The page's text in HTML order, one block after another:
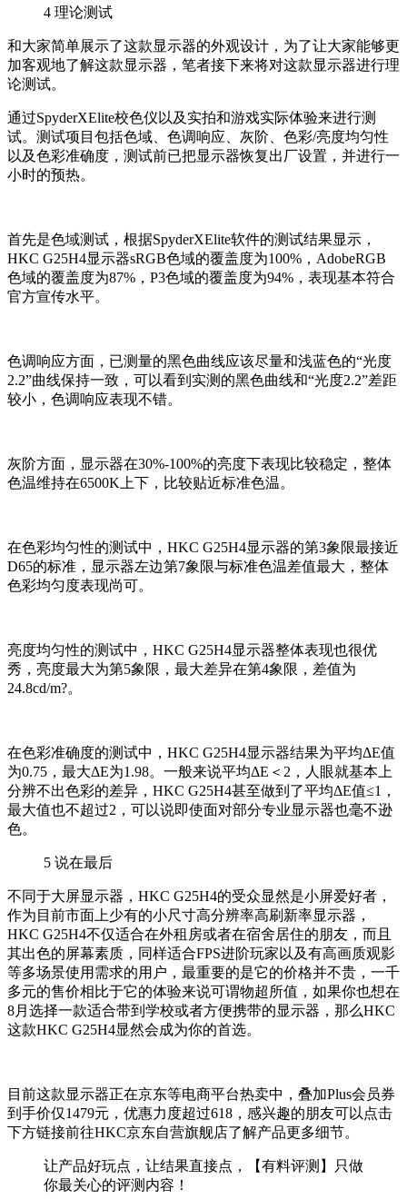
4 理论测试
和大家简单展示了这款显示器的外观设计，为了让大家能够更
加客观地了解这款显示器，笔者接下来将对这款显示器进行理
论测试。
通过SpyderXElite校色仪以及实拍和游戏实际体验来进行测
试。测试项目包括色域、色调响应、灰阶、色彩/亮度均匀性
以及色彩准确度，测试前已把显示器恢复出厂设置，并进行一
小时的预热。
首先是色域测试，根据SpyderXElite软件的测试结果显示，
HKC G25H4显示器sRGB色域的覆盖度为100%，AdobeRGB
色域的覆盖度为87%，P3色域的覆盖度为94%，表现基本符合
官方宣传水平。
色调响应方面，已测量的黑色曲线应该尽量和浅蓝色的“光度
2.2”曲线保持一致，可以看到实测的黑色曲线和“光度2.2”差距
较小，色调响应表现不错。
灰阶方面，显示器在30%-100%的亮度下表现比较稳定，整体
色温维持在6500K上下，比较贴近标准色温。
在色彩均匀性的测试中，HKC G25H4显示器的第3象限最接近
D65的标准，显示器左边第7象限与标准色温差值最大，整体
色彩均匀度表现尚可。
亮度均匀性的测试中，HKC G25H4显示器整体表现也很优
秀，亮度最大为第5象限，最大差异在第4象限，差值为
24.8cd/m?。
在色彩准确度的测试中，HKC G25H4显示器结果为平均ΔE值
为0.75，最大ΔE为1.98。一般来说平均ΔE＜2，人眼就基本上
分辨不出色彩的差异，HKC G25H4甚至做到了平均ΔE值≤1，
最大值也不超过2，可以说即使面对部分专业显示器也毫不逊
色。
5 说在最后
不同于大屏显示器，HKC G25H4的受众显然是小屏爱好者，
作为目前市面上少有的小尺寸高分辨率高刷新率显示器，
HKC G25H4不仅适合在外租房或者在宿舍居住的朋友，而且
其出色的屏幕素质，同样适合FPS进阶玩家以及有高画质观影
等多场景使用需求的用户，最重要的是它的价格并不贵，一千
多元的售价相比于它的体验来说可谓物超所值，如果你也想在
8月选择一款适合带到学校或者方便携带的显示器，那么HKC
这款HKC G25H4显然会成为你的首选。
目前这款显示器正在京东等电商平台热卖中，叠加Plus会员券
到手价仅1479元，优惠力度超过618，感兴趣的朋友可以点击
下方链接前往HKC京东自营旗舰店了解产品更多细节。
让产品好玩点，让结果直接点，【有料评测】只做
你最关心的评测内容！